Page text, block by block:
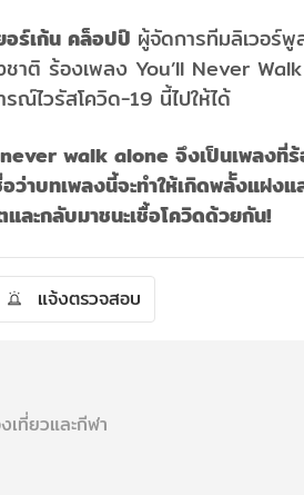
อร์เก้น คล็อปป์ ผู้จัดการทีมลิเวอร์
าติ ร้องเพลง You’ll Never
ณ์ไวรัสโควิด-19 นี้ไปให้ได้
walk alone จึงเป็นเพลงที่
ว่าบทเพลงนี้จะทำให้เกิดพลัังแฝง
ละกลับมาชนะเชื้อโควิดด้วยกัน!
แจ้งตรวจสอบ
เที่ยวและกีฬา